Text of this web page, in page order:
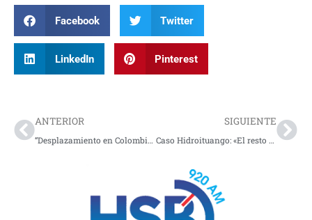
Facebook Twitter
LinkedIn Pinterest
ANTERIOR
“Desplazamiento en Colombia aumentó un 198% en 2021”: ONU
SIGUIENTE
Caso Hidroituango: «El resto de los costos hay que cargárselos a los contratistas», Daniel Quintero